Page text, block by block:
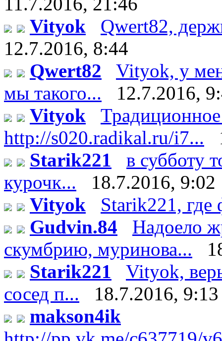
Vityok
Qwert82,
12.7.2016, 8:44
Qwert82
Vityok, у
мы такого...
12.7.2016,
Vityok
http://s020.radikal.ru/i7...
Starik221
в субботу
курочк...
18.7.2016, 9:02
Vityok
Starik221, где
Gudvin.84
Надоело
скумбрию, муринова...
Starik221
Vityok,
сосед п...
18.7.2016, 9:13
makson4ik